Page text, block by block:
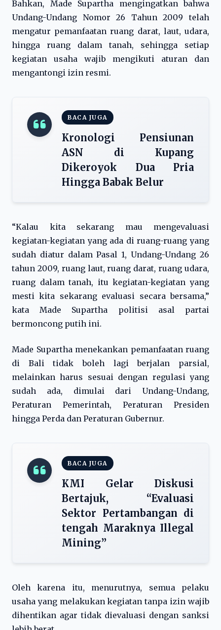
Bahkan, Made Supartha mengingatkan bahwa
Undang-Undang Nomor 26 Tahun 2009 telah
mengatur pemanfaatan ruang darat, laut, udara,
hingga ruang dalam tanah, sehingga setiap
kegiatan usaha wajib mengikuti aturan dan
mengantongi izin resmi.
BACA JUGA
Kronologi Pensiunan
ASN di Kupang
Dikeroyok Dua Pria
Hingga Babak Belur
“Kalau kita sekarang mau mengevaluasi
kegiatan-kegiatan yang ada di ruang-ruang yang
sudah diatur dalam Pasal 1, Undang-Undang 26
tahun 2009, ruang laut, ruang darat, ruang udara,
ruang dalam tanah, itu kegiatan-kegiatan yang
mesti kita sekarang evaluasi secara bersama,”
kata Made Supartha politisi asal partai
bermoncong putih ini.
Made Supartha menekankan pemanfaatan ruang
di Bali tidak boleh lagi berjalan parsial,
melainkan harus sesuai dengan regulasi yang
sudah ada, dimulai dari Undang-Undang,
Peraturan Pemerintah, Peraturan Presiden
hingga Perda dan Peraturan Gubernur.
BACA JUGA
KMI Gelar Diskusi
Bertajuk, “Evaluasi
Sektor Pertambangan di
tengah Maraknya Illegal
Mining”
Oleh karena itu, menurutnya, semua pelaku
usaha yang melakukan kegiatan tanpa izin wajib
dihentikan agar tidak dievaluasi dengan sanksi